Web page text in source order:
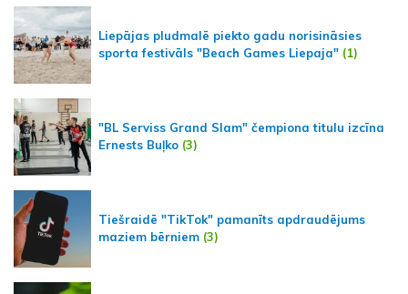
Liepājas pludmalē piekto gadu norisināsies
sporta festivāls "Beach Games Liepaja" (1)
"BL Serviss Grand Slam" čempiona titulu izcīna
Ernests Buļko (3)
Tiešraidē "TikTok" pamanīts apdraudējums
maziem bērniem (3)